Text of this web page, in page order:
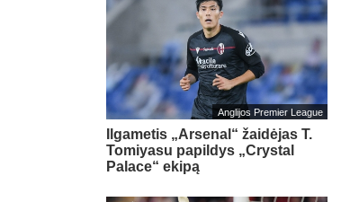
Anglijos Premier League
Ilgametis „Arsenal“ žaidėjas T.
Tomiyasu papildys „Crystal
Palace“ ekipą